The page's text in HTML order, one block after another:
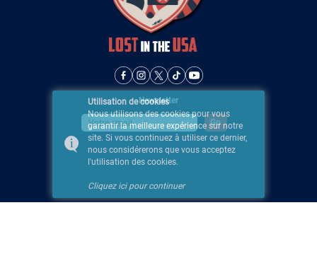
Newsletter
Utilisation de cookies
Nous utilisons des cookies pour vous
garantir la meilleure expérience sur notre
site. Si vous continuez à utiliser ce dernier,
nous considérerons que vous acceptez
l'utilisation des cookies.
Cliquez ici pour continuer